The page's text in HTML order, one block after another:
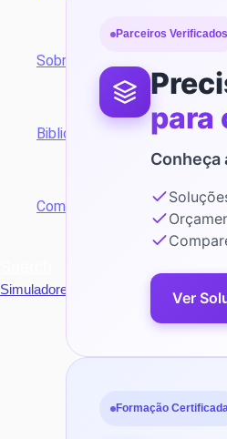
Sobre
Biblioteca
Comunidade
Simuladores
Parceiros Verificados
para
Conheça
Ver
Formação